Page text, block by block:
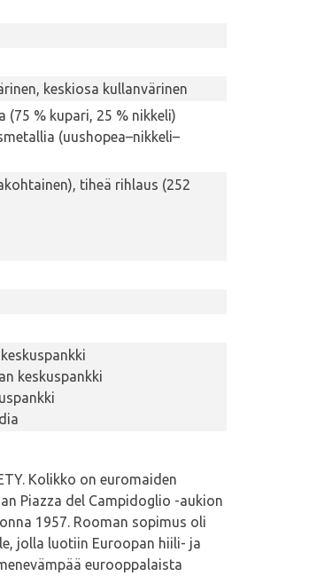
keskiosa kullanvärinen
(75 % kupari, 25 % nikkeli)
(uushopea–nikkeli–
tiheä rihlaus (252
keskuspankki
Kolikko on euromaiden
Piazza del Campidoglio -aukion
1957. Rooman sopimus oli
jolla luotiin Euroopan hiili- ja
eurooppalaista